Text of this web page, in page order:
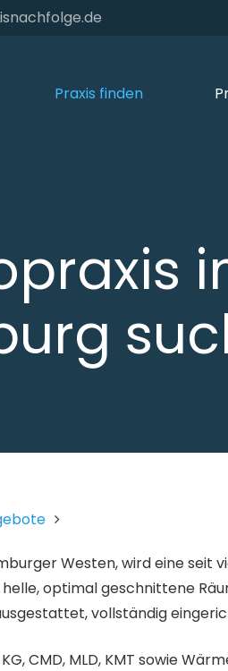
Praxis finden
Westen, wird eine
helle, optimal geschnittene
vollständig
CMD, MLD, KMT sowie